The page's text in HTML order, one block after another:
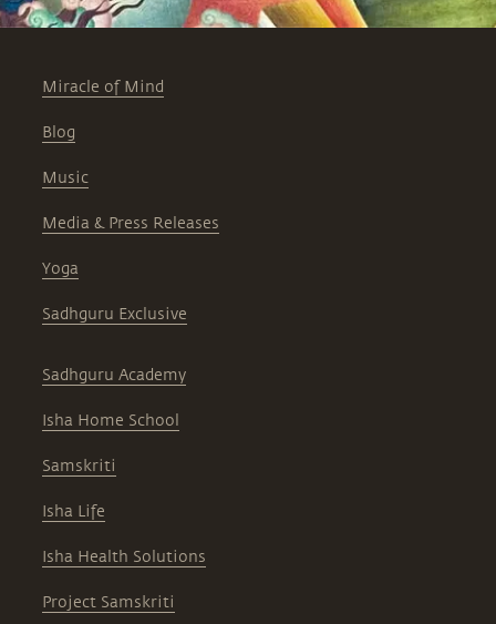
Miracle of Mind
Blog
Music
Media & Press Releases
Yoga
Sadhguru Exclusive
Sadhguru Academy
Isha Home School
Samskriti
Isha Life
Isha Health Solutions
Project Samskriti